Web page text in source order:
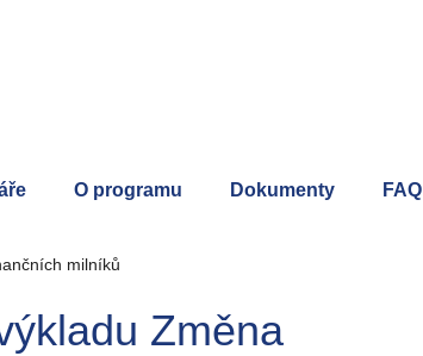
O programu Dokumenty FAQ
milníků
Změna